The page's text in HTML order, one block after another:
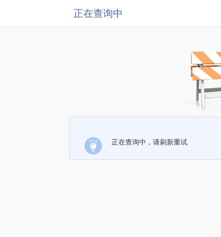
正在查询中
正在查询中，请刷新重试